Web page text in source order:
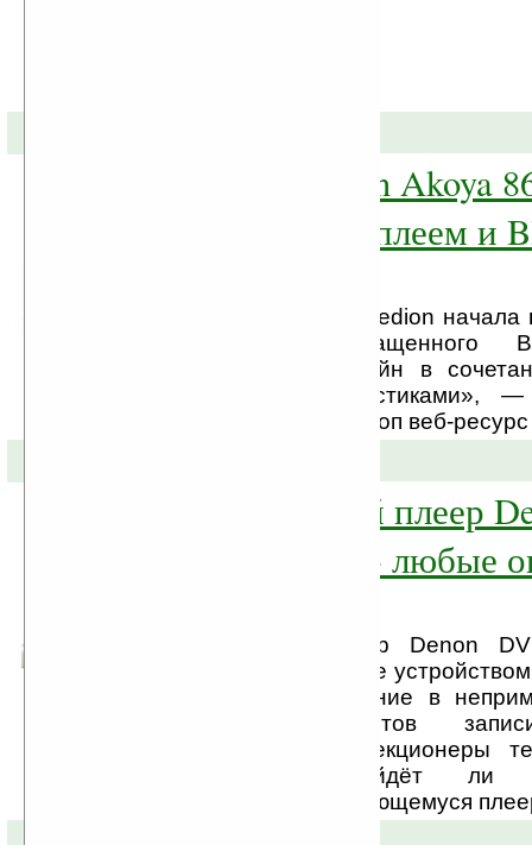
Ноутбук Medion Akoya
дюймовый дисплеем и
Немецкая компания Medion начала
Akoya 8610, оснащенного
«Элементарный дизайн в
мощными характеристиками»,
обрисовал новый лэптоп веб-
Универсальный плеер
A1UD «читает» любые
Универсальный плеер Denon
считать первым в мире
компромиссное решение в
цифровых стандартов
видеоконтента. Коллекционеры
тревожиться, подойдёт ли
оптический диск к имеющемуся